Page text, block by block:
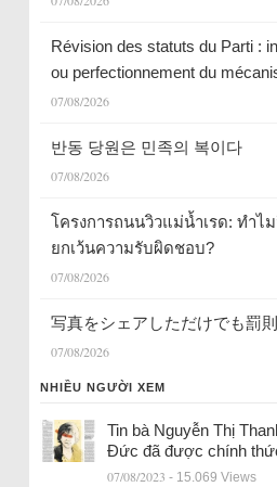
Révision des statuts du Parti :
ou perfectionnement du
07/08/2026
반동 당원은 민족의 복이다
07/08/2026
โครงการถนนวิวแม่น้ำเรด: ทำไ
ยกเว้นความรับผิดชอบ?
07/08/2026
写真をシェアしただけでも罰
07/08/2026
NHIỀU NGƯỜI XEM
Tin bà Nguyễn Thị
Đức đã được chính
07/08/2023 - 15.069 Views